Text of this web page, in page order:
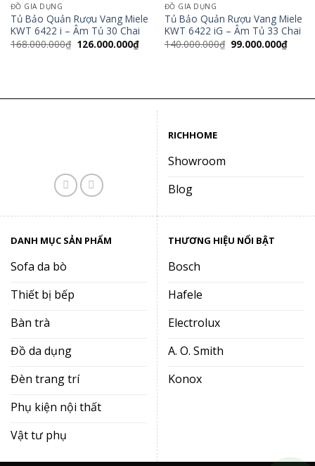
ĐỒ GIA DỤNG
Tủ Bảo Quản Rượu Vang Miele
KWT 6422 i – Âm Tủ 30 Chai
168.000.000₫ Giá
gốc
126.000.000₫Giá
hiện
ĐỒ GIA DỤNG
Tủ Bảo Quản Rượu Vang Miele
KWT 6422 iG – Âm Tủ 33 Chai
140.000.000₫ Giá
gốc
99.000.000₫Giá
hiện
RICHHOME
Showroom
Blog
DANH MỤC SẢN PHẨM
Sofa da bò
Thiết bị bếp
Bàn trà
Đồ da dụng
Đèn trang trí
Phụ kiện nội thất
Vật tư phụ
THƯƠNG HIỆU NỔI BẬT
Bosch
Hafele
Electrolux
A. O. Smith
Konox